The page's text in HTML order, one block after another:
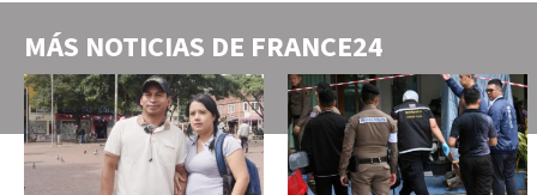
MÁS NOTICIAS DE FRANCE24